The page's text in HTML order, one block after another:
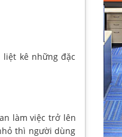
kê những đặc
làm việc trở lên
thì người dùng